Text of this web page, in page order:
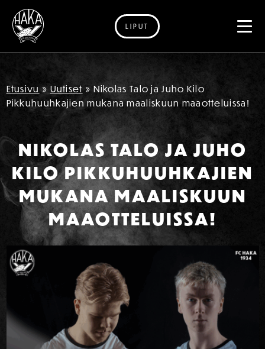
Siirry sisältöön
LIPUT
Etusivu » Uutiset » Nikolas Talo ja Juho Kilo
Pikkuhuuhkajien mukana maaliskuun maaotteluissa!
NIKOLAS TALO JA JUHO
KILO PIKKUHUUHKAJIEN
MUKANA MAALISKUUN
MAAOTTELUISSA!